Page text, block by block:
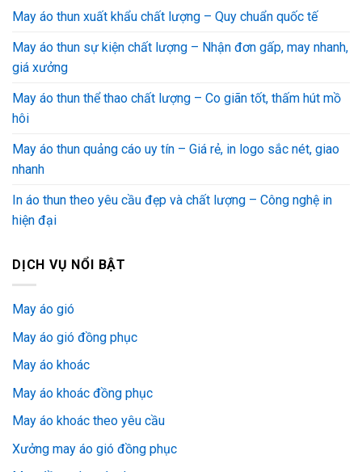
May áo thun xuất khẩu chất lượng – Quy chuẩn quốc tế
May áo thun sự kiện chất lượng – Nhận đơn gấp, may nhanh,
giá xưởng
May áo thun thể thao chất lượng – Co giãn tốt, thấm hút mồ
hôi
May áo thun quảng cáo uy tín – Giá rẻ, in logo sắc nét, giao
nhanh
In áo thun theo yêu cầu đẹp và chất lượng – Công nghệ in
hiện đại
DỊCH VỤ NỔI BẬT
May áo gió
May áo gió đồng phục
May áo khoác
May áo khoác đồng phục
May áo khoác theo yêu cầu
Xưởng may áo gió đồng phục